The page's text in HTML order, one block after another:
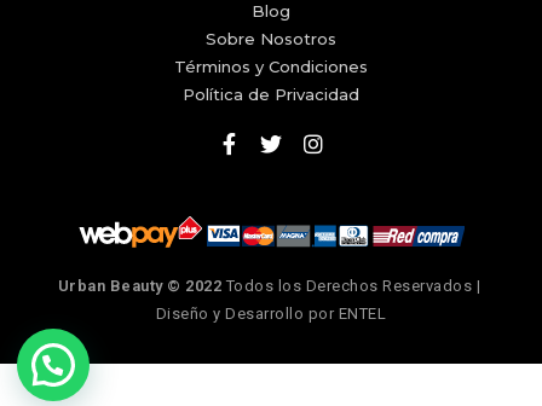
Blog
Sobre Nosotros
Términos y Condiciones
Política de Privacidad
Urban Beauty © 2022 Todos los Derechos Reservados |
Diseño y Desarrollo por ENTEL